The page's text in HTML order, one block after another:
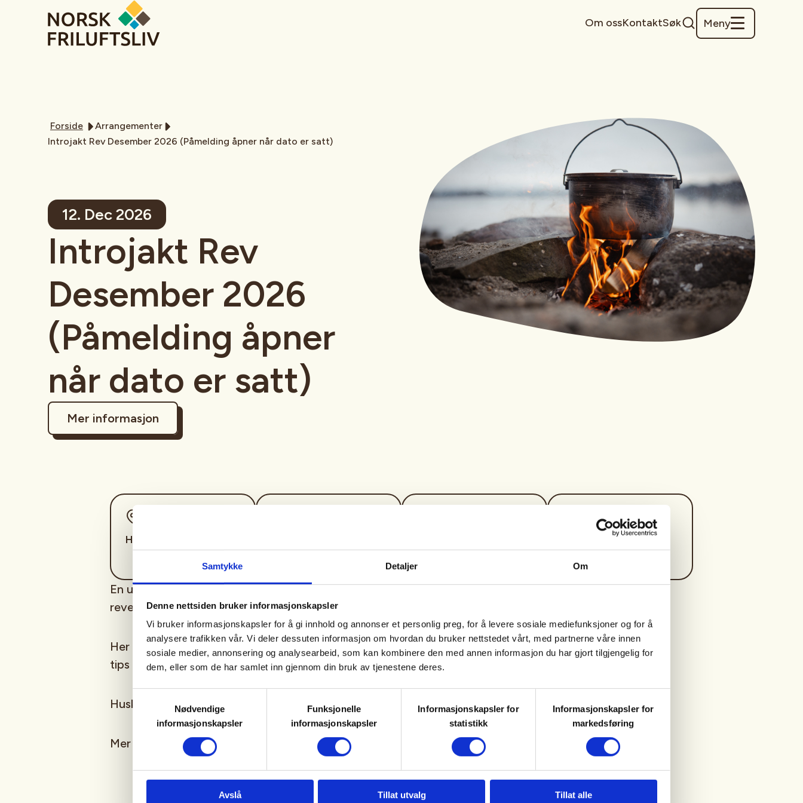
Samtykke Detaljer Om
Denne nettsiden bruker informasjonskapsler
Vi bruker informasjonskapsler for å gi innhold og annonser et personlig preg, for å levere sosiale mediefunksjoner og for å
analysere trafikken vår. Vi deler dessuten informasjon om hvordan du bruker nettstedet vårt, med partnerne våre innen
sosiale medier, annonsering og analysearbeid, som kan kombinere den med annen informasjon du har gjort tilgjengelig for
dem, eller som de har samlet inn gjennom din bruk av tjenestene deres.
Nødvendige
informasjonskapsler
Funksjonelle
informasjonskapsler
Informasjonskapsler for
statistikk
Informasjonskapsler for
markedsføring
Avslå Tillat utvalg Tillat alle
Om ossKontaktSøk Meny
Forside
Arrangementer
Introjakt Rev Desember 2026 (Påmelding åpner når dato er satt)
12. Dec 2026
Introjakt Rev
Desember 2026
(Påmelding åpner
når dato er satt)
Mer informasjon
Horten
Kontaktperson
https://47296595
En unik mulighet til å være med en av foreningens erfarne
revejegere på "gluggejakt" ved åte.
Her er det muligheter for opplæring av nye jegere, men også
tips og triks for mer erfarne jegere.
Husk varme klær.
Mer informasjon kommer direkte til de som melder seg på :-)